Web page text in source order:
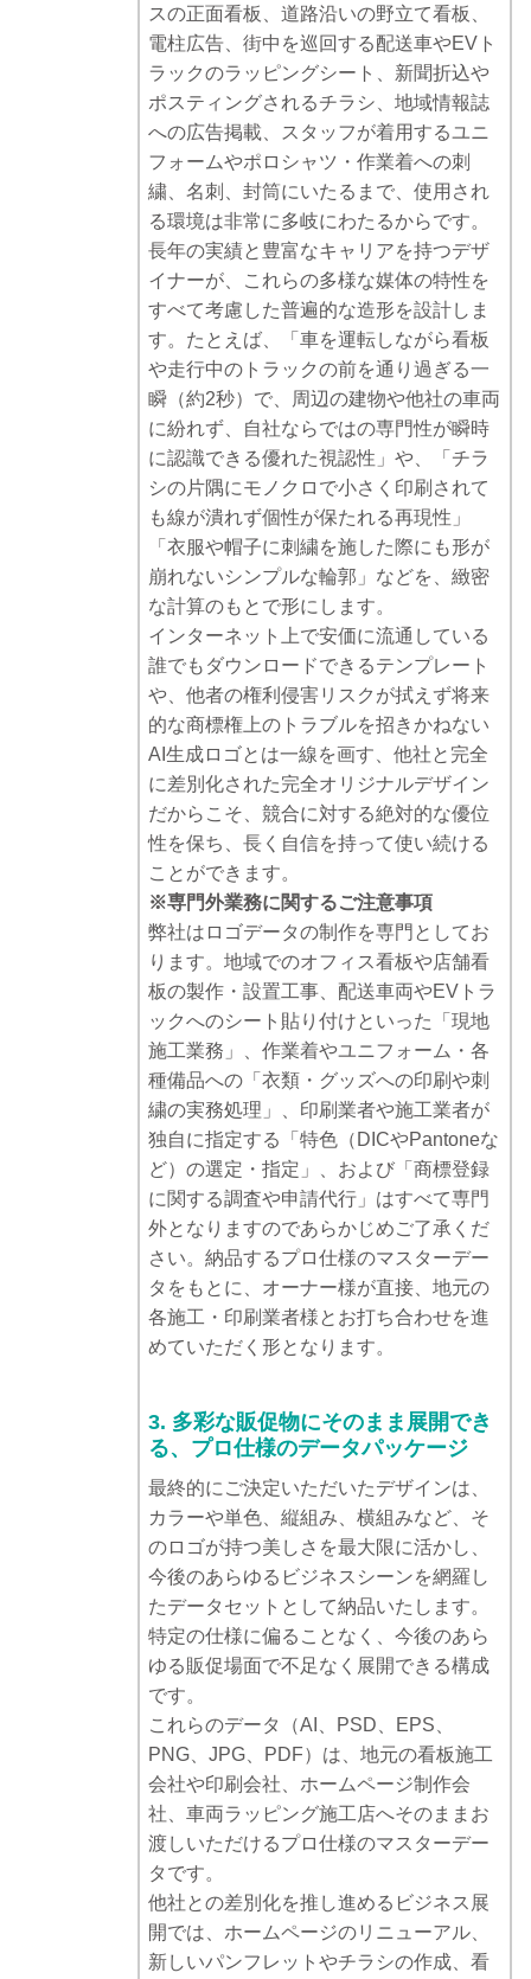
スの正面看板、道路沿いの野立て看板、
電柱広告、街中を巡回する配送車やEVト
ラックのラッピングシート、新聞折込や
ポスティングされるチラシ、地域情報誌
への広告掲載、スタッフが着用するユニ
フォームやポロシャツ・作業着への刺
繍、名刺、封筒にいたるまで、使用され
る環境は非常に多岐にわたるからです。
長年の実績と豊富なキャリアを持つデザ
イナーが、これらの多様な媒体の特性を
すべて考慮した普遍的な造形を設計しま
す。たとえば、「車を運転しながら看板
や走行中のトラックの前を通り過ぎる一
瞬（約2秒）で、周辺の建物や他社の車両
に紛れず、自社ならではの専門性が瞬時
に認識できる優れた視認性」や、「チラ
シの片隅にモノクロで小さく印刷されて
も線が潰れず個性が保たれる再現性」
「衣服や帽子に刺繍を施した際にも形が
崩れないシンプルな輪郭」などを、緻密
な計算のもとで形にします。
インターネット上で安価に流通している
誰でもダウンロードできるテンプレート
や、他者の権利侵害リスクが拭えず将来
的な商標権上のトラブルを招きかねない
AI生成ロゴとは一線を画す、他社と完全
に差別化された完全オリジナルデザイン
だからこそ、競合に対する絶対的な優位
性を保ち、長く自信を持って使い続ける
ことができます。
※専門外業務に関するご注意事項
弊社はロゴデータの制作を専門としてお
ります。地域でのオフィス看板や店舗看
板の製作・設置工事、配送車両やEVトラ
ックへのシート貼り付けといった「現地
施工業務」、作業着やユニフォーム・各
種備品への「衣類・グッズへの印刷や刺
繍の実務処理」、印刷業者や施工業者が
独自に指定する「特色（DICやPantoneな
ど）の選定・指定」、および「商標登録
に関する調査や申請代行」はすべて専門
外となりますのであらかじめご了承くだ
さい。納品するプロ仕様のマスターデー
タをもとに、オーナー様が直接、地元の
各施工・印刷業者様とお打ち合わせを進
めていただく形となります。
3. 多彩な販促物にそのまま展開でき
る、プロ仕様のデータパッケージ
最終的にご決定いただいたデザインは、
カラーや単色、縦組み、横組みなど、そ
のロゴが持つ美しさを最大限に活かし、
今後のあらゆるビジネスシーンを網羅し
たデータセットとして納品いたします。
特定の仕様に偏ることなく、今後のあら
ゆる販促場面で不足なく展開できる構成
です。
これらのデータ（AI、PSD、EPS、
PNG、JPG、PDF）は、地元の看板施工
会社や印刷会社、ホームページ制作会
社、車両ラッピング施工店へそのままお
渡しいただけるプロ仕様のマスターデー
タです。
他社との差別化を推し進めるビジネス展
開では、ホームページのリニューアル、
新しいパンフレットやチラシの作成、看